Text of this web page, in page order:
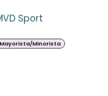
Sport
Mayorista/Minorista